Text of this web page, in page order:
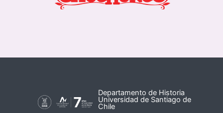
Departamento de Historia
Universidad de Santiago de
Chile